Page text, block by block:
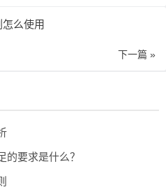
么使用
下一篇 »
要求是什么？